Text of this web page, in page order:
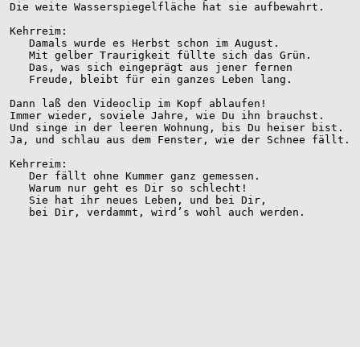
Die weite Wasserspiegelfläche hat sie aufbewahrt.
Kehrreim:
   Damals wurde es Herbst schon im August.
   Mit gelber Traurigkeit füllte sich das Grün.
   Das, was sich eingeprägt aus jener fernen
   Freude, bleibt für ein ganzes Leben lang.
Dann laß den Videoclip im Kopf ablaufen!
Immer wieder, soviele Jahre, wie Du ihn brauchst.
Und singe in der leeren Wohnung, bis Du heiser bist.
Ja, und schlau aus dem Fenster, wie der Schnee fällt.
Kehrreim:
   Der fällt ohne Kummer ganz gemessen.
   Warum nur geht es Dir so schlecht!
   Sie hat ihr neues Leben, und bei Dir,
   bei Dir, verdammt, wird’s wohl auch werden.